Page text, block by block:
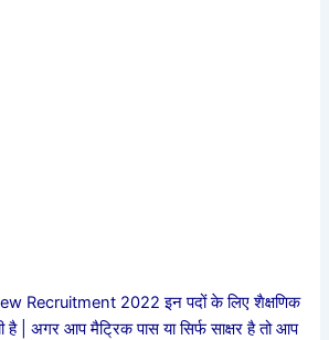
Recruitment 2022 इन पदों के लिए शैक्षणिक
है | अगर आप मैट्रिक पास या सिर्फ साक्षर है तो आप